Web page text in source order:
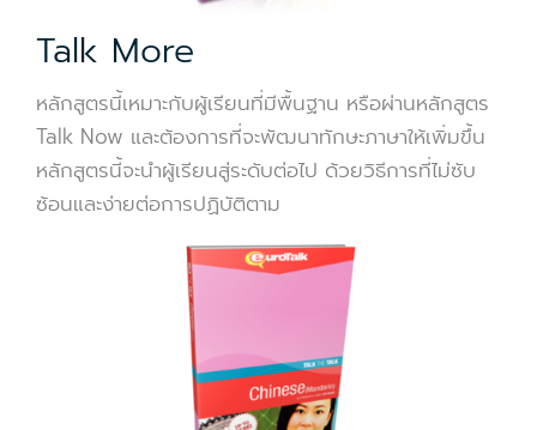
Talk More
หลักสูตรนี้เหมาะกับผู้เรียนที่มีพื้นฐาน หรือผ่านหลักสูตร
Talk Now และต้องการที่จะพัฒนาทักษะภาษาให้เพิ่มขึ้น
หลักสูตรนี้จะนำผู้เรียนสู่ระดับต่อไป ด้วยวิธีการที่ไม่ซับ
ซ้อนและง่ายต่อการปฏิบัติตาม